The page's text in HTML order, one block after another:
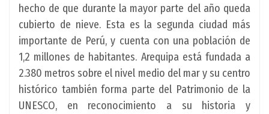
hecho de que durante la mayor parte del año queda
cubierto de nieve. Esta es la segunda ciudad más
importante de Perú, y cuenta con una población de
1,2 millones de habitantes. Arequipa está fundada a
2.380 metros sobre el nivel medio del mar y su centro
histórico también forma parte del Patrimonio de la
UNESCO, en reconocimiento a su historia y